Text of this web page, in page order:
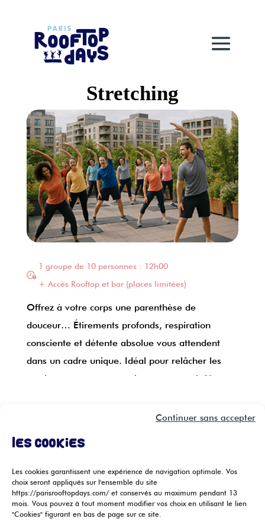
Les cookies
Les cookies garantissent une expérience de navigation optimale. Vos
choix seront appliqués sur l'ensemble du site
https://parisrooftopdays.com/ et conservés au maximum pendant 13
mois. Vous pouvez à tout moment modifier vos choix en utilisant le lien
"Cookies" figurant en bas de page sur ce site.
Continuer sans accepter
Stretching
1 groupe de 10 personnes : 12h00
+ Accès Rooftop et bar (places limitées)
Offrez à votre corps une parenthèse de
douceur… Étirements profonds, respiration
consciente et détente absolue vous attendent
dans un cadre unique. Idéal pour relâcher les
tensions, gagner en souplesse et repartir léger et
bien-être, ce moment est pour vous.
reconnectez-vous à l’essentiel.
Pensez à apporter une serviette et une gourde d’eau
Retour aux actus